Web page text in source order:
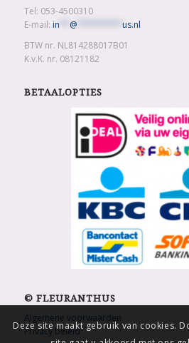
Tel: 053-4500310
E-mail: in @
us.nl
BTW nr. NL814288017B01
K.v.K. nr. 08121182
BETAALOPTIES
© FLEURANTHUS
Algemene voorwaarden
Privacy beleid
Deze site maakt gebruik van cookies.